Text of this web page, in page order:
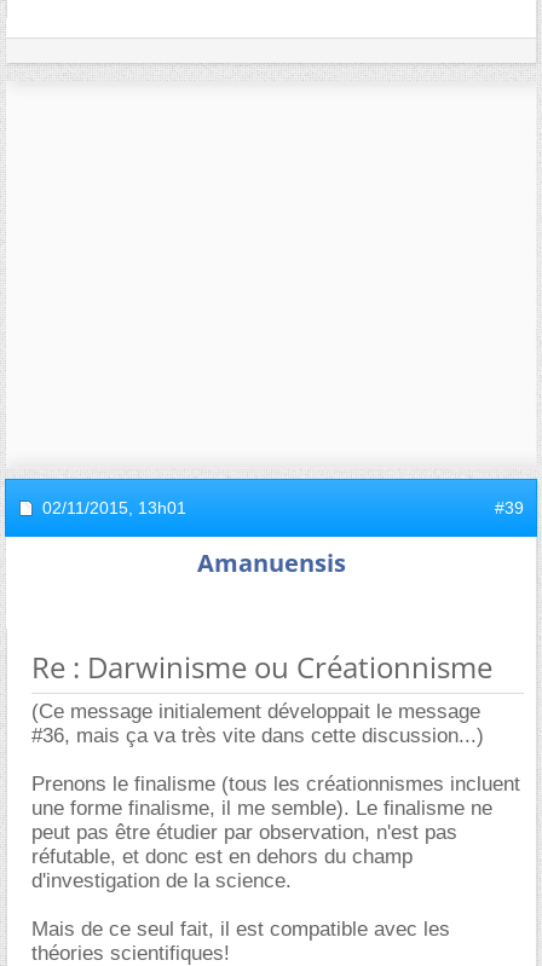
02/11/2015, 13h01 #39
Amanuensis
Re : Darwinisme ou Créationnisme
(Ce message initialement développait le message
#36, mais ça va très vite dans cette discussion...)
Prenons le finalisme (tous les créationnismes incluent
une forme finalisme, il me semble). Le finalisme ne
peut pas être étudier par observation, n'est pas
réfutable, et donc est en dehors du champ
d'investigation de la science.
Mais de ce seul fait, il est compatible avec les
théories scientifiques!